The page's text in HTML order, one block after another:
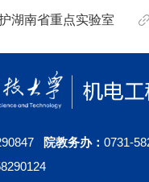
湖南省重点实验室
院教务办： 0731-